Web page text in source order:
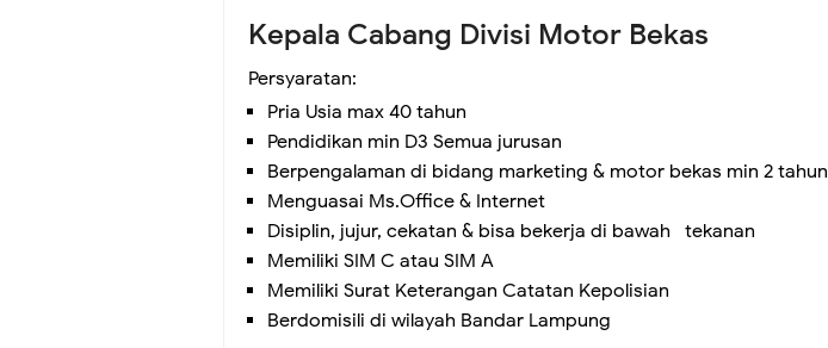
Kepala Cabang Divisi Motor Bekas
Persyaratan:
Pria Usia max 40 tahun
Pendidikan min D3 Semua jurusan
Berpengalaman di bidang marketing & motor bekas min 2 tahun
Menguasai Ms.Office & Internet
Disiplin, jujur, cekatan & bisa bekerja di bawah tekanan
Memiliki SIM C atau SIM A
Memiliki Surat Keterangan Catatan Kepolisian
Berdomisili di wilayah Bandar Lampung